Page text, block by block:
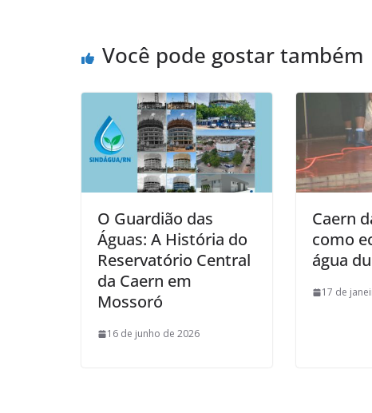
Você pode gostar também
O Guardião das
Águas: A História do
Reservatório Central
da Caern em
Mossoró
16 de junho de 2026
Caern
como
água
17 de